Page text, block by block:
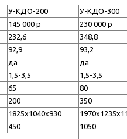
У-КДО-200 У-КДО-300
145 000 р 230 000 р
232,6 348,8
92,9 93,2
да да
1,5-3,5 1,5-3,5
65 80
200 350
1825х1040х930
450 1050